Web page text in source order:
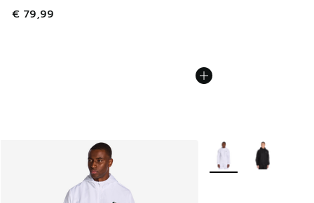
€ 79,99
Weitere Farben